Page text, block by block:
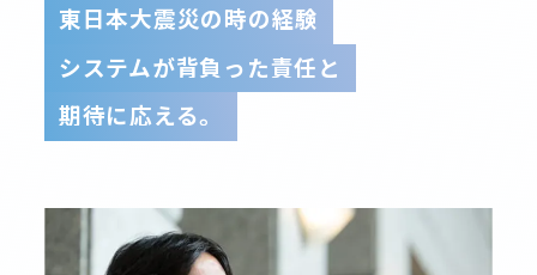
東日本大震災の時の経験
システムが背負った責任と
期待に応える。